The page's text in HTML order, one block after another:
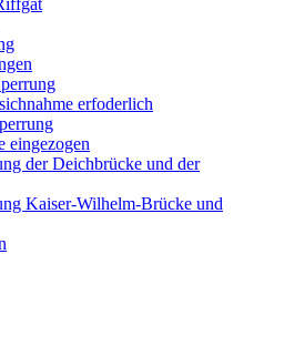
erfoderlich
eingezogen
der Deichbrücke und der
Kaiser-Wilhelm-Brücke und